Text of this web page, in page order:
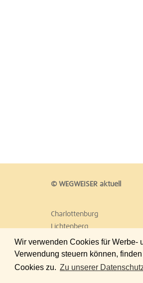
Wir verwenden Cookies für Werbe-
Verwendung steuern können,
Cookies zu. Zu unserer
© WEGWEISER aktuell
Charlottenburg
Lichtenberg
Reinickendorf
Treptow